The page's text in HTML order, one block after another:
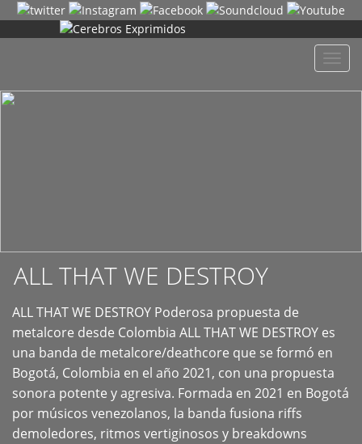
ALL THAT WE DESTROY
ALL THAT WE DESTROY Poderosa propuesta de
metalcore desde Colombia ALL THAT WE DESTROY es
una banda de metalcore/deathcore que se formó en
Bogotá, Colombia en el año 2021, con una propuesta
sonora potente y agresiva. Formada en 2021 en Bogotá
por músicos venezolanos, la banda fusiona riffs
demoledores, ritmos vertiginosos y breakdowns
+